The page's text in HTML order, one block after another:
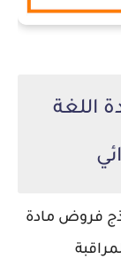
اللغة
فروض مادة